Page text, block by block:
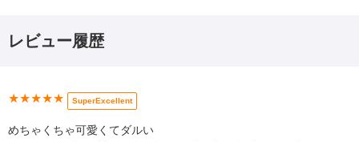
レビュー履歴
★★★★★ SuperExcellent
めちゃくちゃ可愛くてダルい